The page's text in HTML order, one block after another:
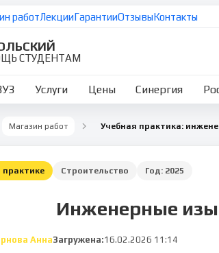
работЛекцииГарантииОтзывыКонтакты
СТУДЕНТАМ
Услуги Цены Синергия
Магазин работ
практике Строительство Год: 2025
Инженерные
АннаЗагружена:16.02.2026 11:14